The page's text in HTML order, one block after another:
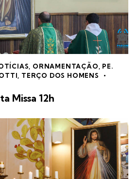
ORNAMENTAÇÃO
PE.
TERÇO DOS HOMENS
Missa 12h